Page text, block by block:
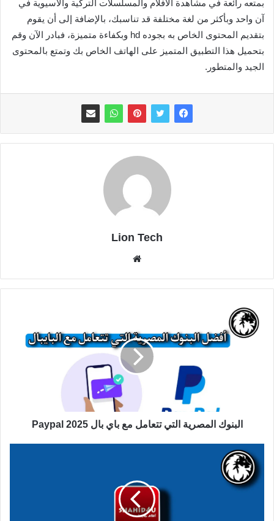
بمتعه رائعة في مشاهدة الأفلام والمسلسلات التركية والأسيوية في
آن واحد وبأكثر من لغة مختلفة قد تناسبك، بالإضافة إلى أن يقوم
بتقديم المحتوى الخاص به بجوده hd وبكفاءة متميزة، فبادر الآن وقم
بتحميل هذا التطبيق المتميز على الهاتف الخاص بك وتمتع بالمحتوى
الجيد والمتطور.
Lion Tech
البنوك المصرية التي تتعامل مع باي بال Paypal 2025